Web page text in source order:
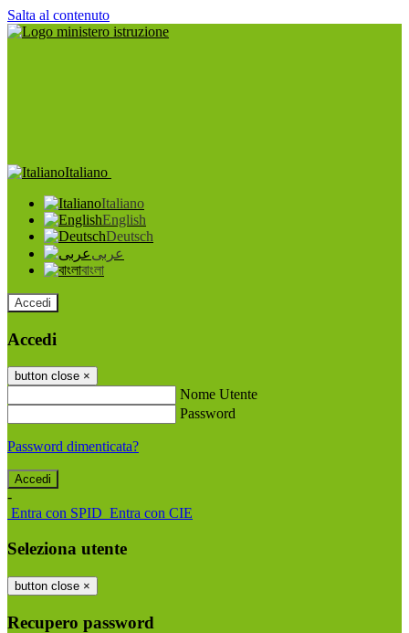
Salta al contenuto
Italiano
Italiano
English
Deutsch
عربى
বাংলা
Accedi
Accedi
button close ×
Nome Utente
Password
Password dimenticata?
-
Entra con SPID Entra con CIE
Seleziona utente
button close ×
Recupero password